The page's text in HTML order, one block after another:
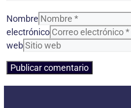
Nombre
electrónico
web